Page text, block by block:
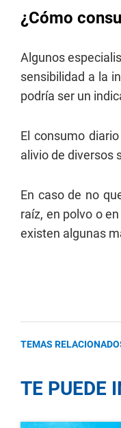
¿Cómo
Algunos
sensibilidad a la
podría ser un
El consumo
alivio de diversos
En caso de no
raíz, en polvo o
existen algunas
TEMAS
TE PUEDE